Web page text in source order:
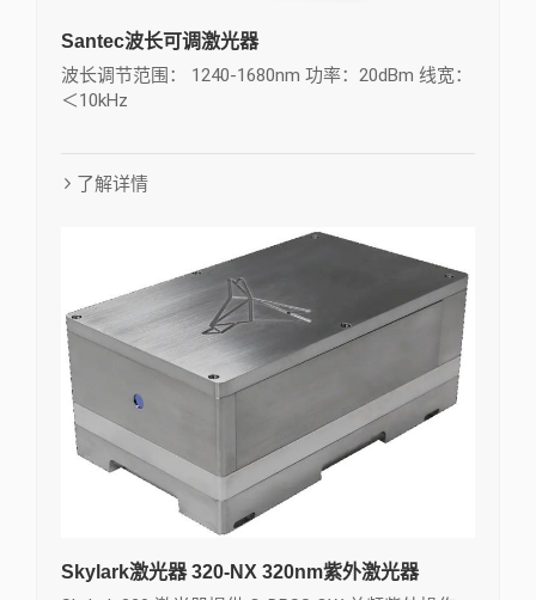
Santec波长可调激光器
波长调节范围： 1240-1680nm 功率：20dBm 线宽：
＜10kHz
了解详情
Skylark激光器 320-NX 320nm紫外激光器